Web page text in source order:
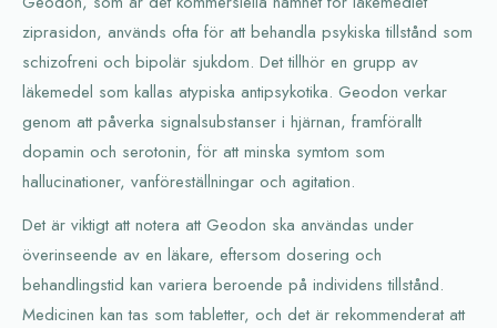
ziprasidon, används ofta för att behandla psykiska tillstånd som
schizofreni och bipolär sjukdom. Det tillhör en grupp av
läkemedel som kallas atypiska antipsykotika. Geodon verkar
genom att påverka signalsubstanser i hjärnan, framförallt
dopamin och serotonin, för att minska symtom som
hallucinationer, vanföreställningar och agitation.
Det är viktigt att notera att Geodon ska användas under
överinseende av en läkare, eftersom dosering och
behandlingstid kan variera beroende på individens tillstånd.
Medicinen kan tas som tabletter, och det är rekommenderat att